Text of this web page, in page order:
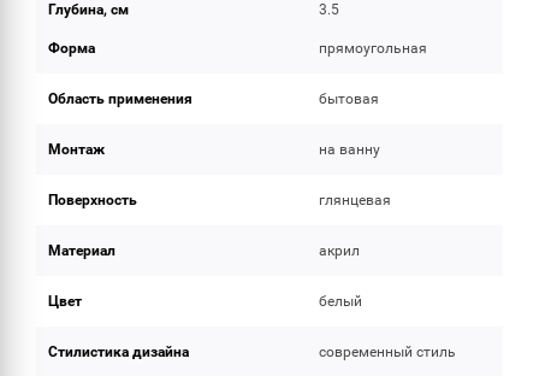
Глубина, см 3.5
Форма прямоугольная
Область применения бытовая
Монтаж на ванну
Поверхность глянцевая
Материал акрил
Цвет белый
Стилистика дизайна современный стиль